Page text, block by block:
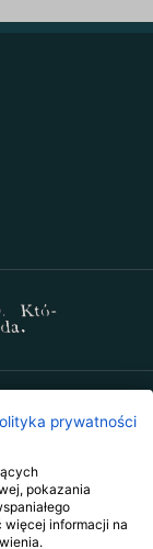
prywatności
pokazania
informacji na